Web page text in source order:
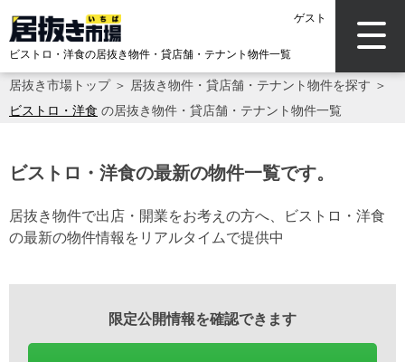
ゲスト
ビストロ・洋食の居抜き物件・貸店舗・テナント物件一覧
居抜き市場トップ＞ 居抜き物件・貸店舗・テナント物件を探す ＞
ビストロ・洋食 の居抜き物件・貸店舗・テナント物件一覧
ビストロ・洋食の最新の物件一覧です。
居抜き物件で出店・開業をお考えの方へ、ビストロ・洋食
の最新の物件情報をリアルタイムで提供中
限定公開情報を確認できます